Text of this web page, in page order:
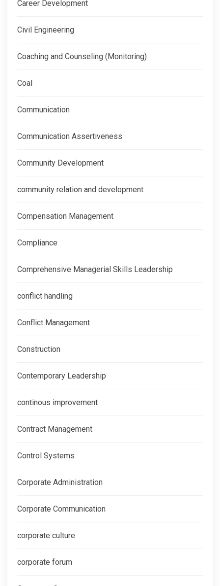
Career Development
Civil Engineering
Coaching and Counseling (Monitoring)
Coal
Communication
Communication Assertiveness
Community Development
community relation and development
Compensation Management
Compliance
Comprehensive Managerial Skills Leadership
conflict handling
Conflict Management
Construction
Contemporary Leadership
continous improvement
Contract Management
Control Systems
Corporate Administration
Corporate Communication
corporate culture
corporate forum